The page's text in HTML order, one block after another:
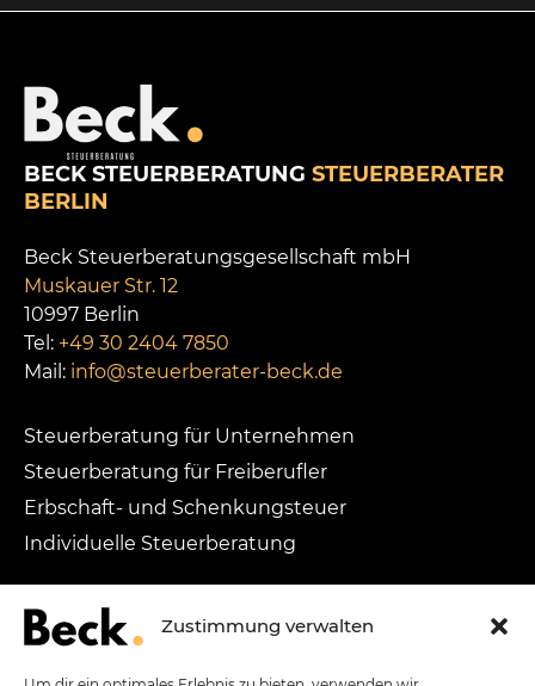
Zustimmung verwalten
BECK STEUERBERATUNG STEUERBERATER
BERLIN
Beck Steuerberatungsgesellschaft mbH
Muskauer Str. 12
10997 Berlin
Tel: +49 30 2404 7850
Mail: info@steuerberater-beck.de
Steuerberatung für Unternehmen
Steuerberatung für Freiberufler
Erbschaft- und Schenkungsteuer
Individuelle Steuerberatung
Steuerberatung für Heilberufe
Steuerberatung für Influencer
Steuerberatung für Künstler